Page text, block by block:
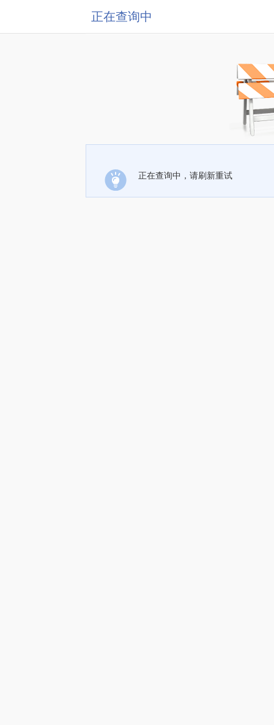
正在查询中
正在查询中，请刷新重试